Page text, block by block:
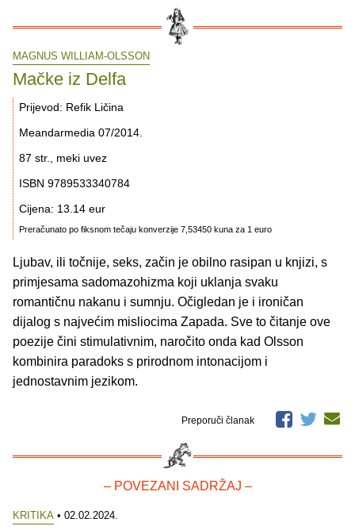
MAGNUS WILLIAM-OLSSON
Mačke iz Delfa
Prijevod: Refik Ličina
Meandarmedia 07/2014.
87 str., meki uvez
ISBN 9789533340784
Cijena: 13.14 eur
Preračunato po fiksnom tečaju konverzije 7,53450 kuna za 1 euro
Ljubav, ili točnije, seks, začin je obilno rasipan u knjizi, s
primjesama sadomazohizma koji uklanja svaku
romantičnu nakanu i sumnju. Očigledan je i ironičan
dijalog s najvećim misliocima Zapada. Sve to čitanje ove
poezije čini stimulativnim, naročito onda kad Olsson
kombinira paradoks s prirodnom intonacijom i
jednostavnim jezikom.
Preporuči članak
– POVEZANI SADRŽAJ –
KRITIKA • 02.02.2024.